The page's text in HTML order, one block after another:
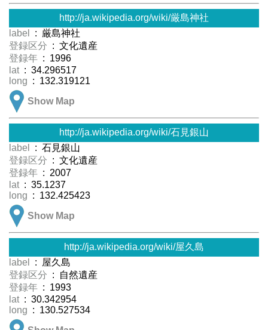
http://ja.wikipedia.org/wiki/厳島神社
label
: 厳島神社
登録区分 : 文化遺産
登録年 : 1996
lat : 34.296517
long : 132.319121
Show Map
http://ja.wikipedia.org/wiki/石見銀山
label
: 石見銀山
登録区分 : 文化遺産
登録年 : 2007
lat : 35.1237
long : 132.425423
Show Map
http://ja.wikipedia.org/wiki/屋久島
label
: 屋久島
登録区分 : 自然遺産
登録年 : 1993
lat : 30.342954
long : 130.527534